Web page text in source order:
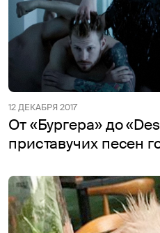
12 ДЕКАБРЯ 2017
От «Бургера» до
приставучих песен